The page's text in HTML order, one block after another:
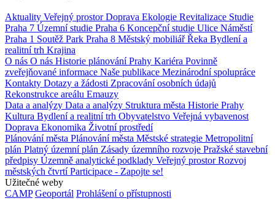
Aktuality Veřejný prostorDoprava Ekologie Revitalizace Studie
Praha 7 Územní studie Praha 6 Koncepční studie Ulice Náměstí
Praha 1 Soutěž Park Praha 8 Městský mobiliářŘeka Bydlení a
realitní trh Krajina
O nás O nás Historie plánování Prahy Kariéra Povinně
zveřejňované informace Naše publikace Mezinárodní spolupráce
Kontakty Dotazy a žádosti Zpracování osobních údajů
Rekonstrukce areálu Emauzy
Data a analýzy Data a analýzy Struktura města Historie Prahy
Kultura Bydlení a realitní trh Obyvatelstvo Veřejná vybavenost
Doprava Ekonomika Životní prostředí
Plánování města Plánování města Městské strategie Metropolitní
plán Platný územní plán Zásady územního rozvoje Pražské stavební
předpisy Územně analytické podklady Veřejný prostorRozvoj
městských čtvrtíParticipace - Zapojte se!
Užitečné weby
CAMP Geoportál Prohlášení o přístupnosti